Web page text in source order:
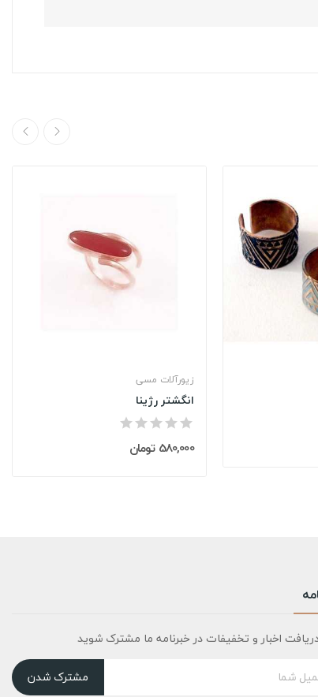
زیورآلات مسی
انگشتر رژینا
580,000 تومان
اخبار و تخفیفات در خبرنامه ما مشترک شوید
مشترک شدن